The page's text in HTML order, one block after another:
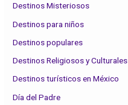
Destinos Misteriosos
Destinos para niños
Destinos populares
Destinos Religiosos y Culturales
Destinos turísticos en México
Día del Padre